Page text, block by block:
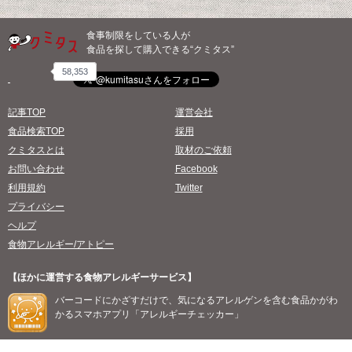
食事制限をしている人が
食品を探して購入できる“クミタス”
58,353
記事TOP
食品検索TOP
クミタスとは
お問い合わせ
利用規約
プライバシー
ヘルプ
食物アレルギー/アトピー
運営会社
採用
取材のご依頼
Facebook
Twitter
【ほかに運営する食物アレルギーサービス】
バーコードにかざすだけで、気になるアレルゲンを含む食品かがわ
かるスマホアプリ「アレルギーチェッカー」